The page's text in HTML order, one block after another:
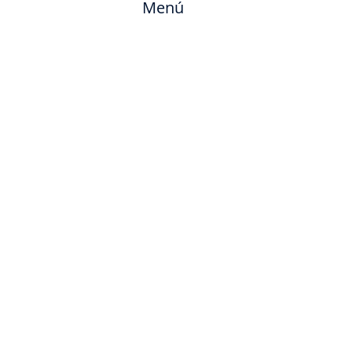
Menú